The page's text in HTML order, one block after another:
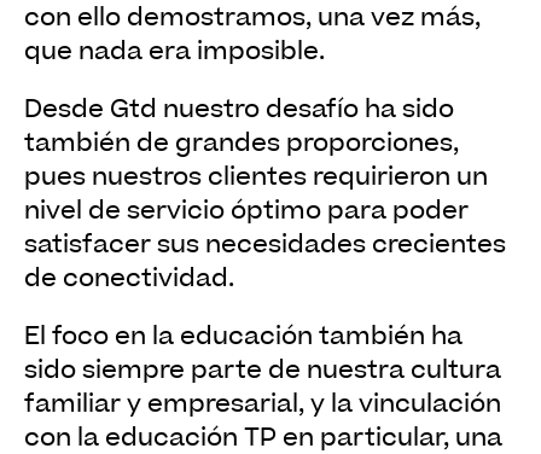
con ello demostramos, una vez más,
que nada era imposible.
Desde Gtd nuestro desafío ha sido
también de grandes proporciones,
pues nuestros clientes requirieron un
nivel de servicio óptimo para poder
satisfacer sus necesidades crecientes
de conectividad.
El foco en la educación también ha
sido siempre parte de nuestra cultura
familiar y empresarial, y la vinculación
con la educación TP en particular, una